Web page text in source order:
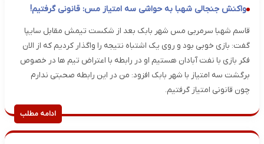
واکنش جنجالی شهبا به حواشی سه امتیاز مس: قانونی گرفتیم!
قاسم شهبا سرمربی مس شهر بابک بعد از شکست تیمش مقابل سایپا
گفت: بازی خوبی بود و روی یک اشتباه نتیجه را واگذار کردیم که از الان
فکر بازی با نفت آبادان هستیم‌ او در رابطه با اعتراض تیم ها در خصوص
برگشت سه امتیاز با شهر بابک افزود: من در این رابطه صحبتی ندارم
چون قانونی امتیاز گرفتیم.
ادامه مطلب